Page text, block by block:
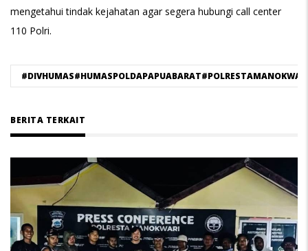
mengetahui tindak kejahatan agar segera hubungi call center
110 Polri.
BERITA TERKAIT